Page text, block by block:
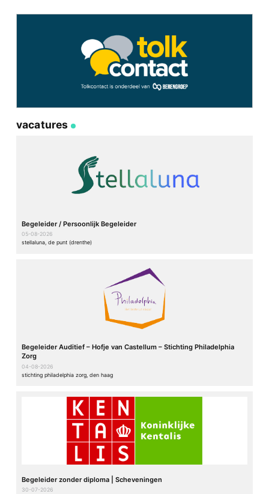
vacatures
Begeleider / Persoonlijk Begeleider
05-08-2026
stellaluna, de punt (drenthe)
Begeleider Auditief – Hofje van Castellum – Stichting Philadelphia
Zorg
04-08-2026
stichting philadelphia zorg, den haag
Begeleider zonder diploma | Scheveningen
30-07-2026